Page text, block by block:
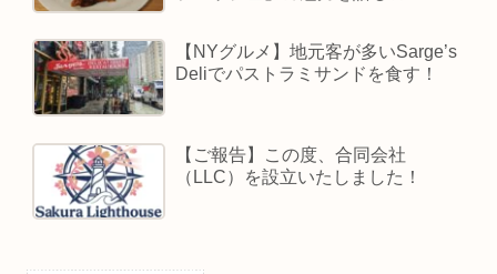
【NYグルメ】地元客が多いSarge’s
Deliでパストラミサンドを食す！
【ご報告】この度、合同会社
（LLC）を設立いたしました！